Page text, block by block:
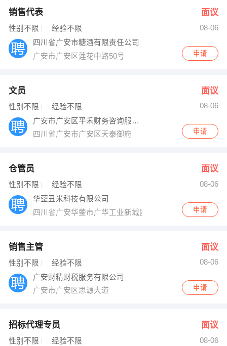
销售代表 面议
性别不限 经验不限
08-06
四川省广安市糖酒有限责任公司
广安市广安区莲花中路50号
申请
文员 面议
性别不限 经验不限
08-06
广安市广安区平禾财务咨询服务有限责任公司
四川省广安市广安区天泰御府
申请
仓管员 面议
性别不限 经验不限
08-06
华蓥丑米科技有限公司
四川省广安华蓥市广华工业新城国雅五号孵化工业园 A栋
申请
销售主管 面议
性别不限 经验不限
08-06
广安财精财税服务有限公司
广安市广安区思源大道
申请
招标代理专员 面议
性别不限 经验不限
08-06